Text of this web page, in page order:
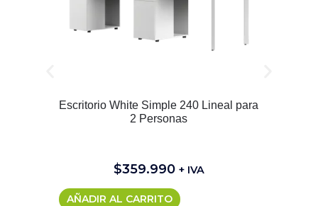
Escritorio White Simple 240 Lineal para
2 Personas
$359.990 + IVA
AÑADIR AL CARRITO